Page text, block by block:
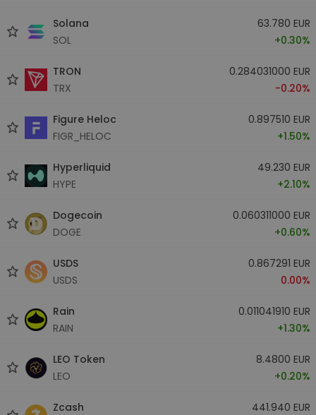
Solana
SOL
63.780 EUR
+0.30%
TRON
TRX
0.284031000 EUR
-0.20%
Figure Heloc
FIGR_HELOC
0.897510 EUR
+1.50%
Hyperliquid
HYPE
49.230 EUR
+2.10%
Dogecoin
DOGE
0.060311000 EUR
+0.60%
USDS
USDS
0.867291 EUR
0.00%
Rain
RAIN
0.011041910 EUR
+1.30%
LEO Token
LEO
8.4800 EUR
+0.20%
Zcash
441.940 EUR